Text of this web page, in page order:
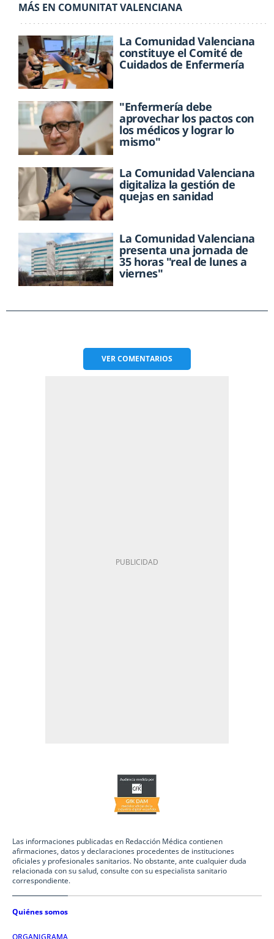
MÁS EN COMUNITAT VALENCIANA
La Comunidad Valenciana
constituye el Comité de
Cuidados de Enfermería
"Enfermería debe
aprovechar los pactos con
los médicos y lograr lo
mismo"
La Comunidad Valenciana
digitaliza la gestión de
quejas en sanidad
La Comunidad Valenciana
presenta una jornada de
35 horas "real de lunes a
viernes"
VERCOMENTARIOS
Las informaciones publicadas en Redacción Médica contienen
afirmaciones, datos y declaraciones procedentes de instituciones
oficiales y profesionales sanitarios. No obstante, ante cualquier duda
relacionada con su salud, consulte con su especialista sanitario
correspondiente.
Quiénes somos